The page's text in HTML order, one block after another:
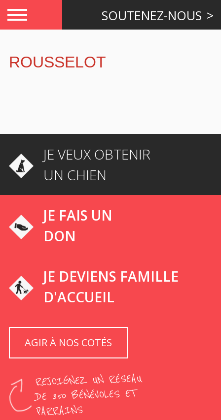
SOUTENEZ-NOUS
ROUSSELOT
JE VEUX OBTENIR
UN CHIEN
JE FAIS UN
DON
JE DEVIENS FAMILLE
D'ACCUEIL
AGIR À NOS COTÉS
REJOIGNEZ UN RÉSEAU
DE 350 BÉNÉVOLES ET
PARRAINS